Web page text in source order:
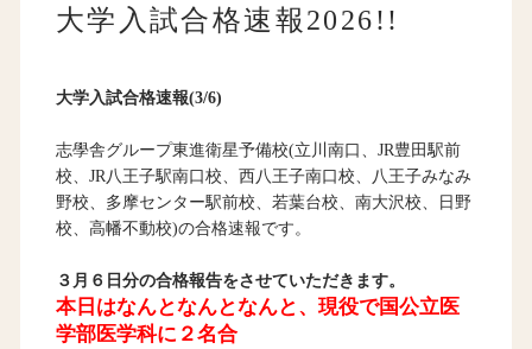
大学入試合格速報2026!!
大学入試合格速報(3/6)
志學舎グループ東進衛星予備校(立川南口、JR豊田駅前
校、JR八王子駅南口校、西八王子南口校、八王子みなみ
野校、多摩センター駅前校、若葉台校、南大沢校、日野
校、高幡不動校)の合格速報です。
３月６日分の合格報告をさせていただきます。
本日はなんとなんとなんと、現役で国公立医
学部医学科に２名合